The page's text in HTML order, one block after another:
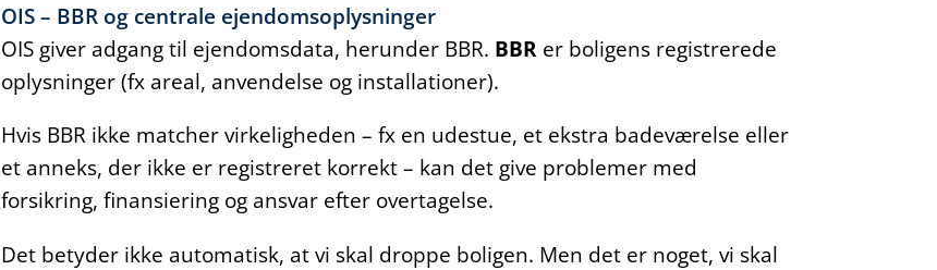
OIS – BBR og centrale ejendomsoplysninger
OIS giver adgang til ejendomsdata, herunder BBR. BBRer boligens registrerede
oplysninger (fx areal, anvendelse og installationer).
Hvis BBR ikke matcher virkeligheden – fx en udestue, et ekstra badeværelse eller
et anneks, der ikke er registreret korrekt – kan det give problemer med
forsikring, finansiering og ansvar efter overtagelse.
Det betyder ikke automatisk, at vi skal droppe boligen. Men det er noget, vi skal